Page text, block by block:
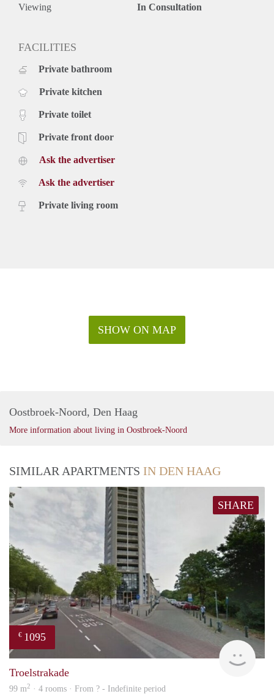
aan de onderstaande eisen:
- U en de leden van uw huishouden hebben de Nederlandse
- Het bruto jaarinkomen (incl. vakantiegeld) van uw
eenpersoonshuishouden of € 71.148 of minder bij een
huishouden met 2 of meer personen (bedrag vanaf 1 januari
2022).
Viewing In Consultation
FACILITIES
Private bathroom
Private kitchen
Private toilet
Private front door
Ask the advertiser
Ask the advertiser
Private living room
SHOW ON MAP
Oostbroek-Noord, Den Haag
More information about living in Oostbroek-Noord
SIMILAR APARTMENTS IN DEN HAAG
SHARE
€ 1095
Troelstrakade
99 m2 · 4 rooms · From ? - Indefinite period